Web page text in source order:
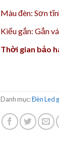
Màu đèn: Sơn
Kiểu gắn: Gắn
Thời gian bảo
Danh mục:Đèn Led